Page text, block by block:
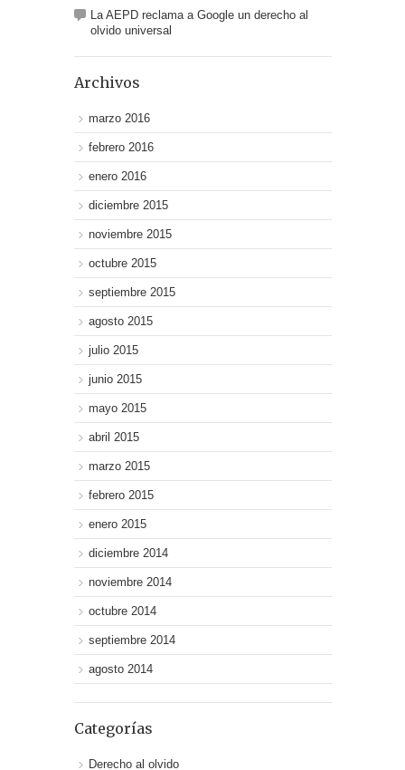
La AEPD reclama a Google un derecho al
olvido universal
Archivos
marzo 2016
febrero 2016
enero 2016
diciembre 2015
noviembre 2015
octubre 2015
septiembre 2015
agosto 2015
julio 2015
junio 2015
mayo 2015
abril 2015
marzo 2015
febrero 2015
enero 2015
diciembre 2014
noviembre 2014
octubre 2014
septiembre 2014
agosto 2014
Categorías
Derecho al olvido